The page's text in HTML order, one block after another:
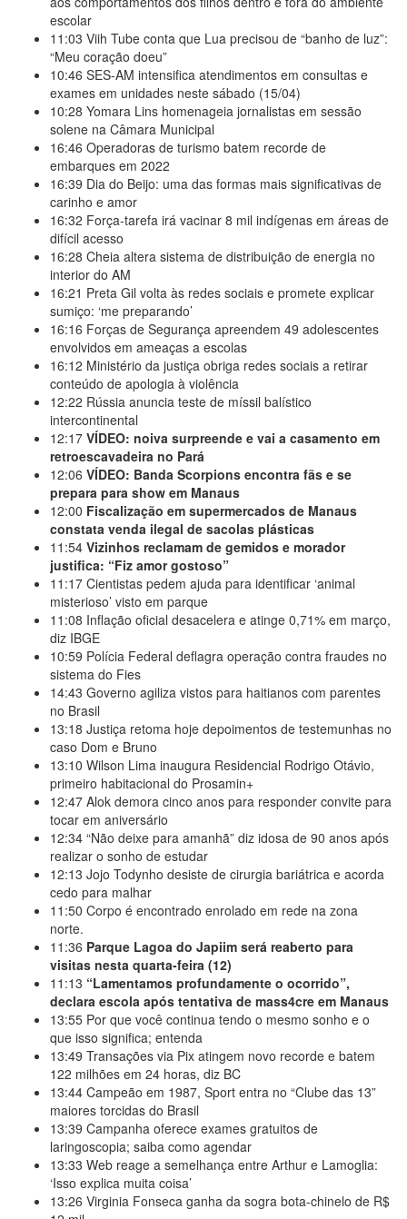
escolar
11:03 Viih Tube conta que Lua precisou de “banho de luz”:
“Meu coração doeu”
10:46 SES-AM intensifica atendimentos em consultas e
exames em unidades neste sábado (15/04)
10:28 Yomara Lins homenageia jornalistas em sessão
solene na Câmara Municipal
16:46 Operadoras de turismo batem recorde de
embarques em 2022
16:39 Dia do Beijo: uma das formas mais significativas de
carinho e amor
16:32 Força-tarefa irá vacinar 8 mil indígenas em áreas de
difícil acesso
16:28 Cheia altera sistema de distribuição de energia no
interior do AM
16:21 Preta Gil volta às redes sociais e promete explicar
sumiço: ‘me preparando’
16:16 Forças de Segurança apreendem 49 adolescentes
envolvidos em ameaças a escolas
16:12 Ministério da justiça obriga redes sociais a retirar
conteúdo de apologia à violência
12:22 Rússia anuncia teste de míssil balístico
intercontinental
12:17 VÍDEO: noiva surpreende e vai a casamento em
retroescavadeira no Pará
12:06 VÍDEO: Banda Scorpions encontra fãs e se
prepara para show em Manaus
12:00 Fiscalização em supermercados de Manaus
constata venda ilegal de sacolas plásticas
11:54 Vizinhos reclamam de gemidos e morador
justifica: “Fiz amor gostoso”
11:17 Cientistas pedem ajuda para identificar ‘animal
misterioso’ visto em parque
11:08 Inflação oficial desacelera e atinge 0,71% em março,
diz IBGE
10:59 Polícia Federal deflagra operação contra fraudes no
sistema do Fies
14:43 Governo agiliza vistos para haitianos com parentes
no Brasil
13:18 Justiça retoma hoje depoimentos de testemunhas no
caso Dom e Bruno
13:10 Wilson Lima inaugura Residencial Rodrigo Otávio,
primeiro habitacional do Prosamin+
12:47 Alok demora cinco anos para responder convite para
tocar em aniversário
12:34 “Não deixe para amanhã” diz idosa de 90 anos após
realizar o sonho de estudar
12:13 Jojo Todynho desiste de cirurgia bariátrica e acorda
cedo para malhar
11:50 Corpo é encontrado enrolado em rede na zona
norte.
11:36 Parque Lagoa do Japiim será reaberto para
visitas nesta quarta-feira (12)
11:13 “Lamentamos profundamente o ocorrido”,
declara escola após tentativa de mass4cre em Manaus
13:55 Por que você continua tendo o mesmo sonho e o
que isso significa; entenda
13:49 Transações via Pix atingem novo recorde e batem
122 milhões em 24 horas, diz BC
13:44 Campeão em 1987, Sport entra no “Clube das 13”
maiores torcidas do Brasil
13:39 Campanha oferece exames gratuitos de
laringoscopia; saiba como agendar
13:33 Web reage a semelhança entre Arthur e Lamoglia:
‘Isso explica muita coisa’
13:26 Virginia Fonseca ganha da sogra bota-chinelo de R$